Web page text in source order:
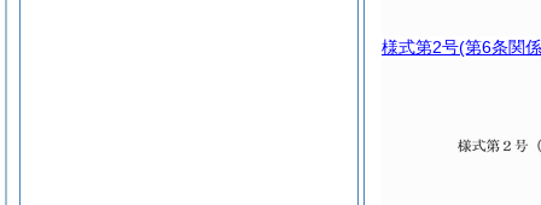
様式第2号(第6条関